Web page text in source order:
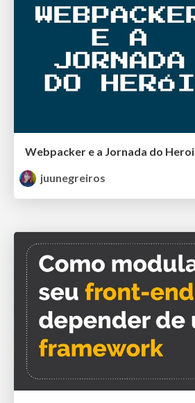
Webpacker e a Jornada do Heroi
juunegreiros